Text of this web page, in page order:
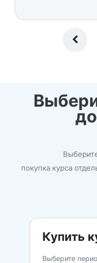
покупка курса
Купить
Выберите